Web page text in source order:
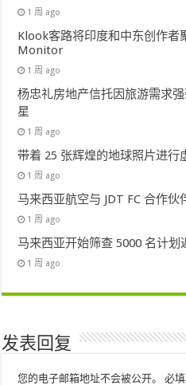
1 周 ago
Klook客路将印度和中东创作者
Monitor
1 周 ago
杨忠礼房地产信托因旅游需求
星
1 周 ago
带着 25 张辉煌的地球照片进行
1 周 ago
马来西亚航空与 JDT FC 合作
1 周 ago
马来西亚开始筛查 5000 名计划
1 周 ago
发表回复
您的电子邮箱地址不会被公开。 必